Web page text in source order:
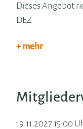
Dieses Angebot
DEZ
+ mehr
19.11.2027 15:00